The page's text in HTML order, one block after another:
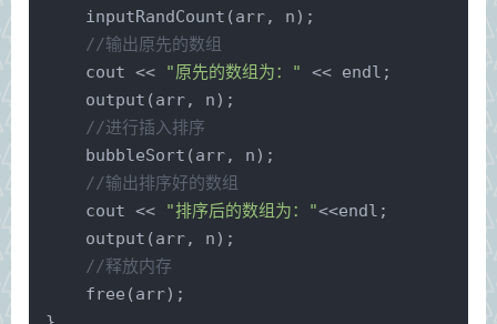
inputRandCount (arr, n);
//输出原先的数组
    cout <<
"原先的数组为："
<< endl;
output (arr, n);
//进行插入排序
bubbleSort (arr, n);
//输出排序好的数组
    cout <<
"排序后的数组为："<<endl;
output (arr, n);
//释放内存
free (arr);